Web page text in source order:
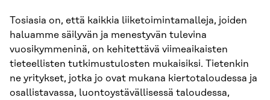
Tosiasia on, että kaikkia liiketoimintamalleja, joiden
haluamme säilyvän ja menestyvän tulevina
vuosikymmeninä, on kehitettävä viimeaikaisten
tieteellisten tutkimustulosten mukaisiksi. Tietenkin
ne yritykset, jotka jo ovat mukana kiertotaloudessa ja
osallistavassa, luontoystävällisessä taloudessa,